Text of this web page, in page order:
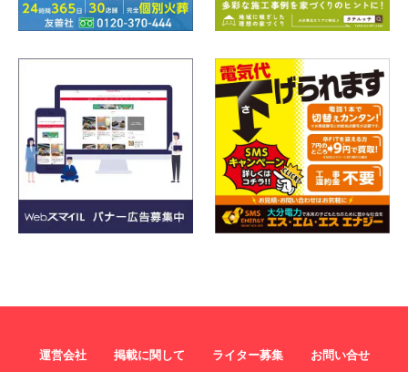
運営会社 掲載に関して ライター募集
お問い合せ